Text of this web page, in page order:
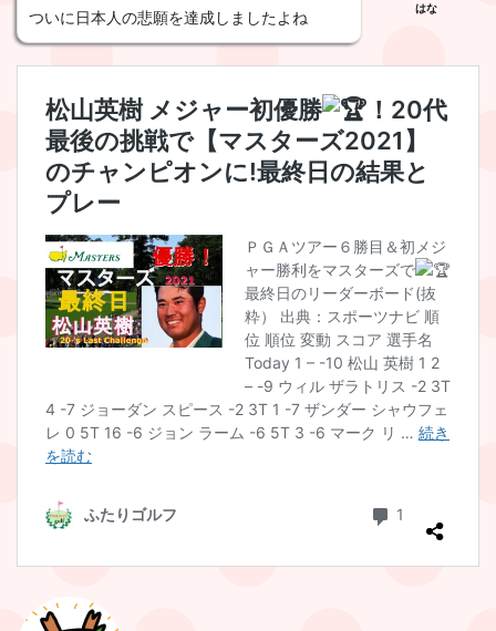
ついに日本人の悲願を達成しましたよね はな